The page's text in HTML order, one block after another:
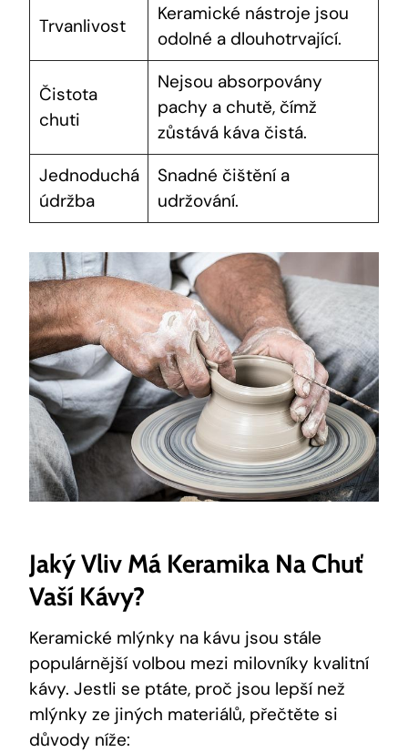
Trvanlivost
Keramické nástroje jsou
odolné a dlouhotrvající.
Čistota
chuti
Nejsou absorpovány
pachy a chutě, čímž
zůstává káva čistá.
Jednoduchá
údržba
Snadné čištění a
udržování.
Jaký Vliv Má Keramika Na Chuť
Vaší Kávy?
Keramické mlýnky na kávu jsou stále
populárnější volbou mezi milovníky kvalitní
kávy. Jestli se ptáte, proč jsou lepší než
mlýnky ze jiných materiálů, přečtěte si
důvody níže: